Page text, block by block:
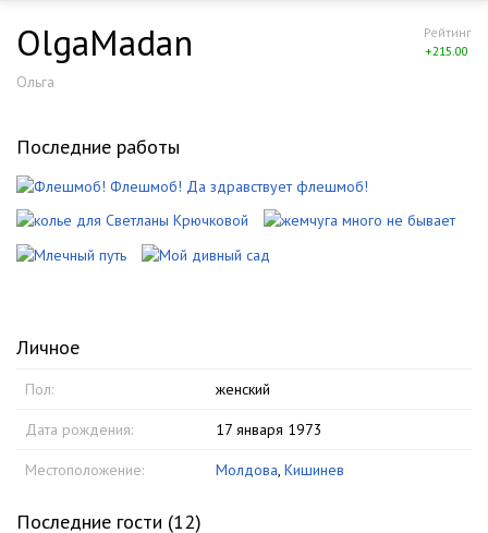
Рейтинг
+215.00
OlgaMadan
Ольга
Последние работы
Личное
Пол: женский
Дата рождения: 17 января 1973
Местоположение: Молдова Кишинев
Последние гости (12)